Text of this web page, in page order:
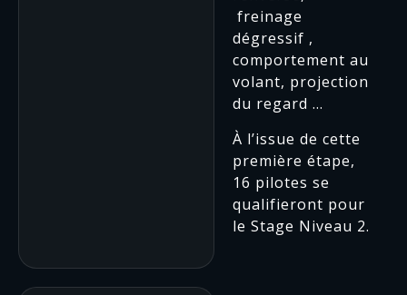
freinage
dégressif ,
comportement au
volant, projection
du regard …
À l’issue de cette
première étape,
16 pilotes se
qualifieront pour
le Stage Niveau 2.